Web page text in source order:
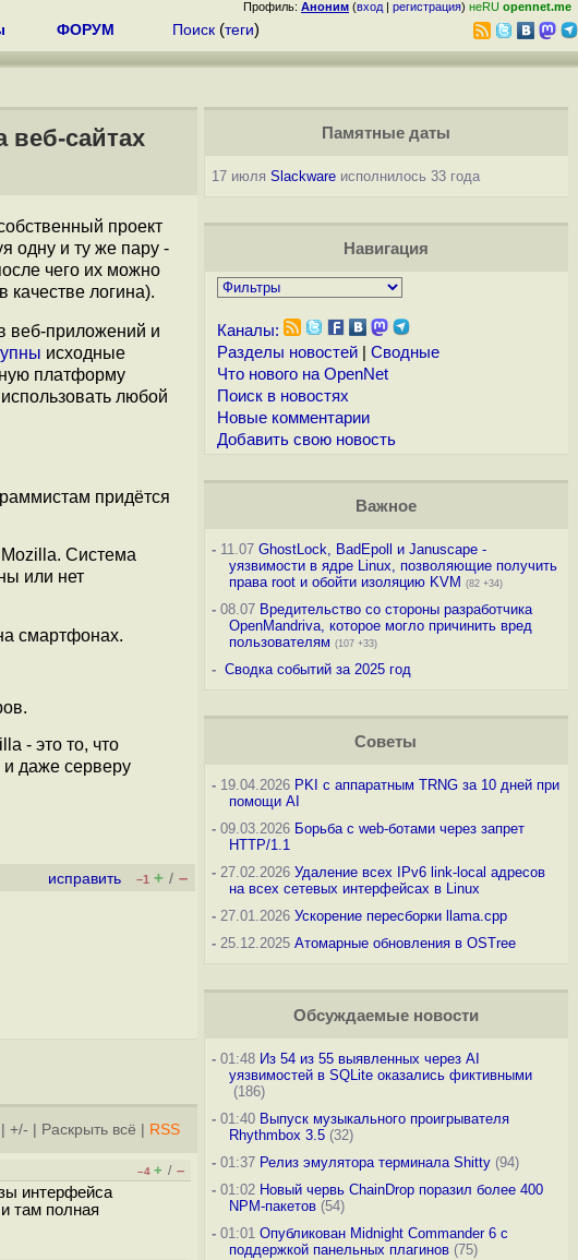
Профиль: Аноним (вход | регистрация) неRU opennet.me
ФОРУМ Поиск (теги)
веб-сайтах
проект
одну и ту же пару -
чего их можно
логина).
веб-приложений и
исходные
платформу
любой
придётся
Система
или нет
смартфонах.
- это то, что
даже серверу
исправить –1 + / –
+/- Раскрыть всё RSS
–4 + / –
интерфейса
там полная
Памятные даты
17 июля Slackwareисполнилось 33 года
Навигация
Каналы:
Разделы новостей| Сводные
Что нового на OpenNet
Поиск в новостях
Новые комментарии
Добавить свою новость
Важное
-11.07 GhostLock, BadEpoll и Januscape -
уязвимости в ядре Linux, позволяющие получить
права root и обойти изоляцию KVM (82 +34)
-08.07 Вредительство со стороны разработчика
OpenMandriva, которое могло причинить вред
пользователям (107 +33)
- Сводка событий за 2025 год
Советы
-19.04.2026 PKI с аппаратным TRNG за 10 дней при
помощи AI
-09.03.2026 Борьба с web-ботами через запрет
HTTP/1.1
-27.02.2026 Удаление всех IPv6 link-local адресов
на всех сетевых интерфейсах в Linux
-27.01.2026 Ускорение пересборки llama.cpp
-25.12.2025 Атомарные обновления в OSTree
Обсуждаемые новости
-01:48 Из 54 из 55 выявленных через AI
уязвимостей в SQLite оказались фиктивными
(186)
-01:40 Выпуск музыкального проигрывателя
Rhythmbox 3.5(32)
-01:37 Релиз эмулятора терминала Shitty(94)
-01:02 Новый червь ChainDrop поразил более 400
NPM-пакетов(54)
-01:01 Опубликован Midnight Commander 6 c
поддержкой панельных плагинов(75)